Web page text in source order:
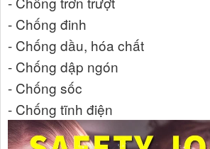
- Chống đinh
- Chống dầu, hóa chất
- Chống dập ngón
- Chống sốc
- Chống tĩnh điện